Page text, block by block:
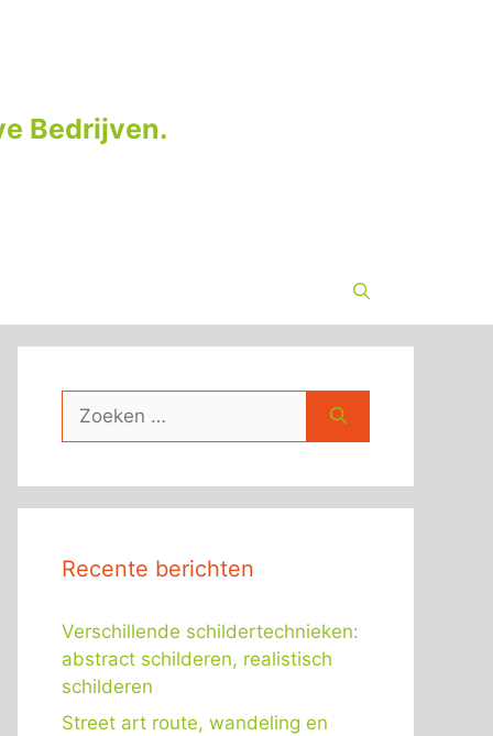
Bedrijven.
naar:
Recente berichten
Verschillende schildertechnieken:
abstract schilderen, realistisch
schilderen
Street art route, wandeling en